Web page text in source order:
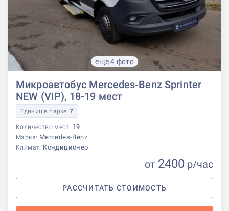
еще 4 фото
Микроавтобус Mercedes-Benz Sprinter
NEW (VIP), 18-19 мест
Единиц в парке:7
Количество мест: 19
Марка: Mercedes-Benz
Климат: Кондиционер
от 2400 р/час
РАССЧИТАТЬ СТОИМОСТЬ